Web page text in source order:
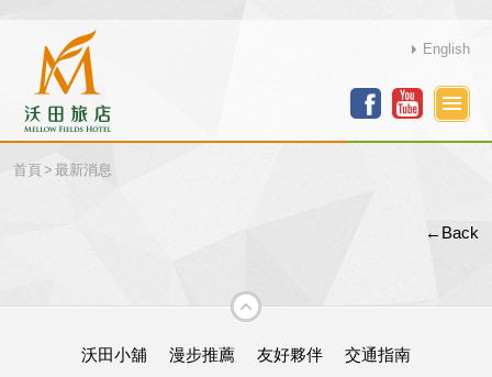
English
首頁> 最新消息
←Back
沃田小舖 漫步推薦 友好夥伴
交通指南